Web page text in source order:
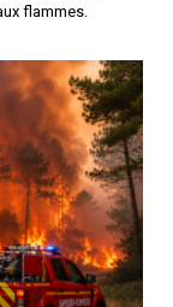
flammes.